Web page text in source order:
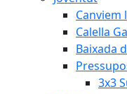
Canviem
Calella
Baixada
3x3